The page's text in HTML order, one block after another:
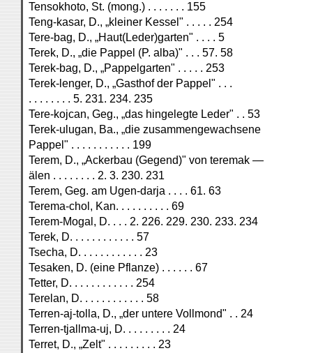
Tensokhoto, St. (mong.) . . . . . . . 155
Teng-kasar, D., „kleiner Kessel" . . . . . 254
Tere-bag, D., „Haut(Leder)garten" . . . . 5
Terek, D., „die Pappel (P. alba)" . . . 57. 58
Terek-bag, D., „Pappelgarten" . . . . . 253
Terek-lenger, D., „Gasthof der Pappel" . . .
. . . . . . . . 5. 231. 234. 235
Tere-kojcan, Geg., „das hingelegte Leder" . . 53
Terek-ulugan, Ba., „die zusammengewachsene
Pappel" . . . . . . . . . . . 199
Terem, D., „Ackerbau (Gegend)" von teremak —
älen . . . . . . . . 2. 3. 230. 231
Terem, Geg. am Ugen-darja . . . . 61. 63
Terema-chol, Kan. . . . . . . . . . 69
Terem-Mogal, D. . . . 2. 226. 229. 230. 233. 234
Terek, D. . . . . . . . . . . . 57
Tsecha, D. . . . . . . . . . . . 23
Tesaken, D. (eine Pflanze) . . . . . . 67
Tetter, D. . . . . . . . . . . . 254
Terelan, D. . . . . . . . . . . . 58
Terren-aj-tolla, D., „der untere Vollmond" . . 24
Terren-tjallma-uj, D. . . . . . . . . 24
Terret, D., „Zelt" . . . . . . . . . 23